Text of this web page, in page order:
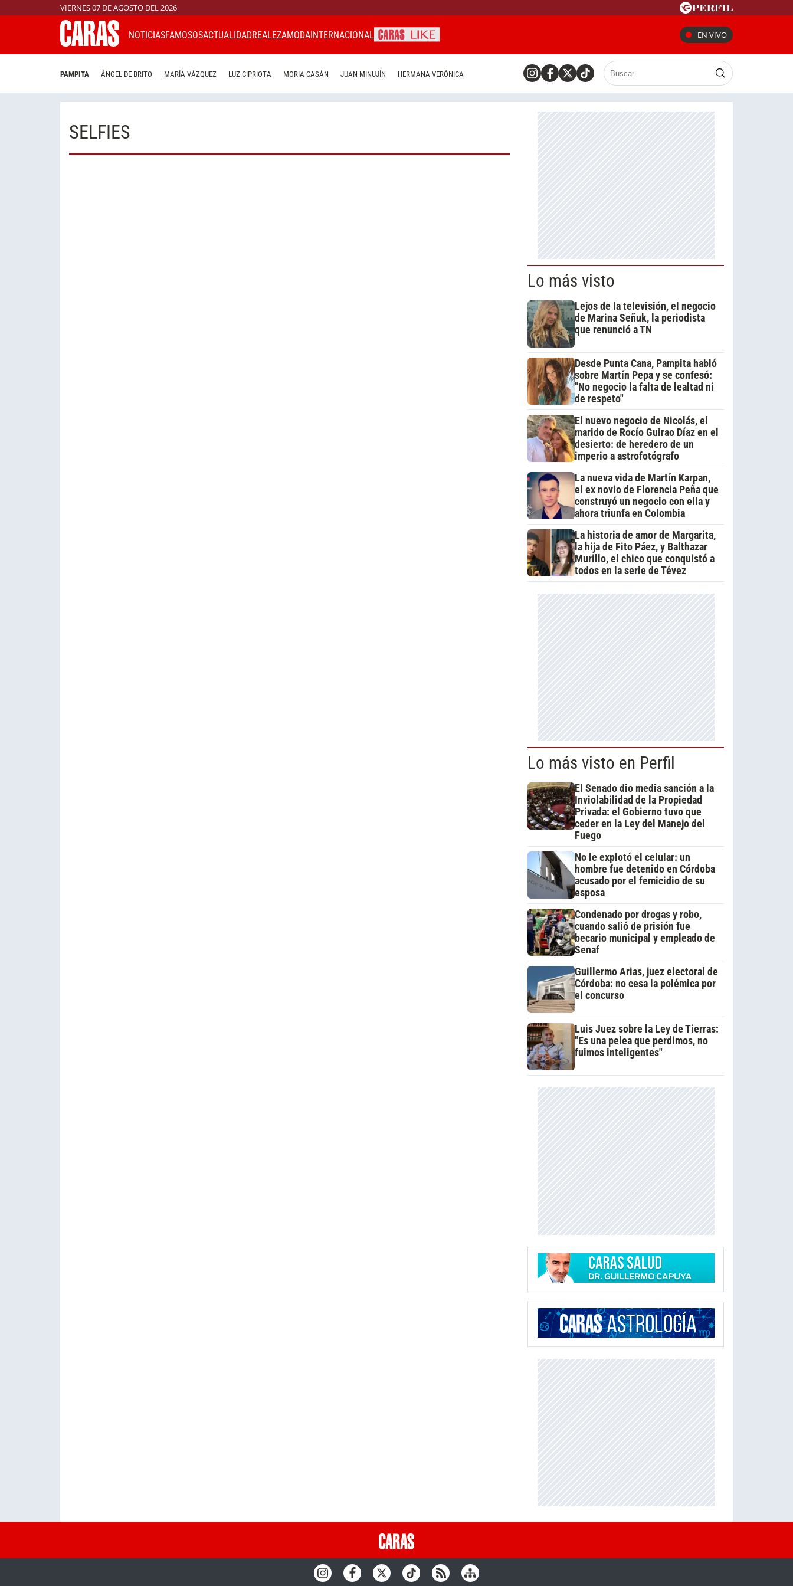
VIERNES 07 DE AGOSTO DEL 2026
NOTICIASFAMOSOSACTUALIDADREALEZAMODAINTERNACIONAL EN VIVO
PAMPITA ÁNGEL DE BRITO MARÍA VÁZQUEZ LUZ CIPRIOTA MORIA CASÁN JUAN MINUJÍN HERMANA VERÓNICA
SELFIES
Lo más visto
Lejos de la televisión, el negocio
de Marina Señuk, la periodista
que renunció a TN
Desde Punta Cana, Pampita habló
sobre Martín Pepa y se confesó:
"No negocio la falta de lealtad ni
de respeto"
El nuevo negocio de Nicolás, el
marido de Rocío Guirao Díaz en el
desierto: de heredero de un
imperio a astrofotógrafo
La nueva vida de Martín Karpan,
el ex novio de Florencia Peña que
construyó un negocio con ella y
ahora triunfa en Colombia
La historia de amor de Margarita,
la hija de Fito Páez, y Balthazar
Murillo, el chico que conquistó a
todos en la serie de Tévez
Lo más visto en Perfil
El Senado dio media sanción a la
Inviolabilidad de la Propiedad
Privada: el Gobierno tuvo que
ceder en la Ley del Manejo del
Fuego
No le explotó el celular: un
hombre fue detenido en Córdoba
acusado por el femicidio de su
esposa
Condenado por drogas y robo,
cuando salió de prisión fue
becario municipal y empleado de
Senaf
Guillermo Arias, juez electoral de
Córdoba: no cesa la polémica por
el concurso
Luis Juez sobre la Ley de Tierras:
"Es una pelea que perdimos, no
fuimos inteligentes"